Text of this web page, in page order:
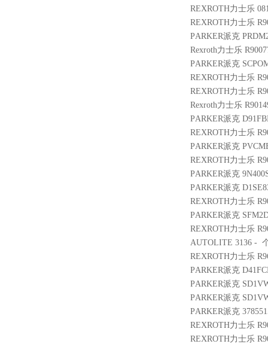
REXROTH力士乐
REXROTH力士乐
PARKER派克
Rexroth力士乐
PARKER派克
REXROTH力士乐
REXROTH力士乐
Rexroth力士乐
PARKER派克
REXROTH力士乐
PARKER派克
REXROTH力士乐
PARKER派克
PARKER派克
REXROTH力士乐
PARKER派克
REXROTH力士乐
AUTOLITE 3136 -
REXROTH力士乐
PARKER派克
PARKER派克
PARKER派克
PARKER派克
REXROTH力士乐
REXROTH力士乐